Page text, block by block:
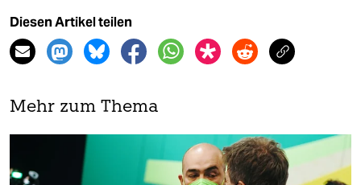
Diesen Artikel teilen
Mehr zum Thema